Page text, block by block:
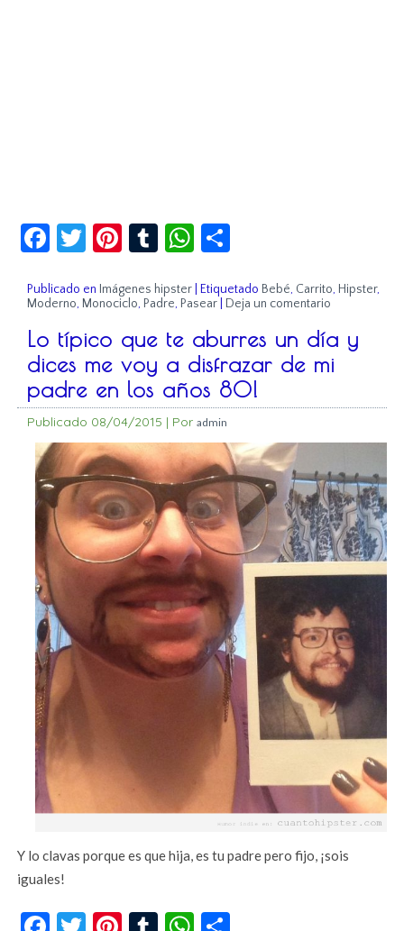
Facebook
Twitter
Pinterest
TumblrWhatsApp
Publicado en Imágenes hipster |Etiquetado Bebé, Carrito, Hipster,
Moderno, Monociclo, Padre, Pasear Deja un comentario
Lo típico que te aburres un día y
dices me voy a disfrazar de mi
padre en los años 80!
Publicado 08/04/2015 | Por admin
Y lo clavas porque es que hija, es tu padre pero fijo, ¡sois
iguales!
Facebook
Twitter
Pinterest
TumblrWhatsApp